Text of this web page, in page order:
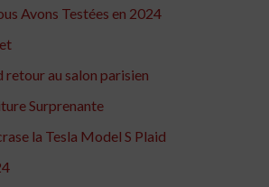
Avons Testées en 2024
au salon parisien
Surprenante
la Tesla Model S Plaid